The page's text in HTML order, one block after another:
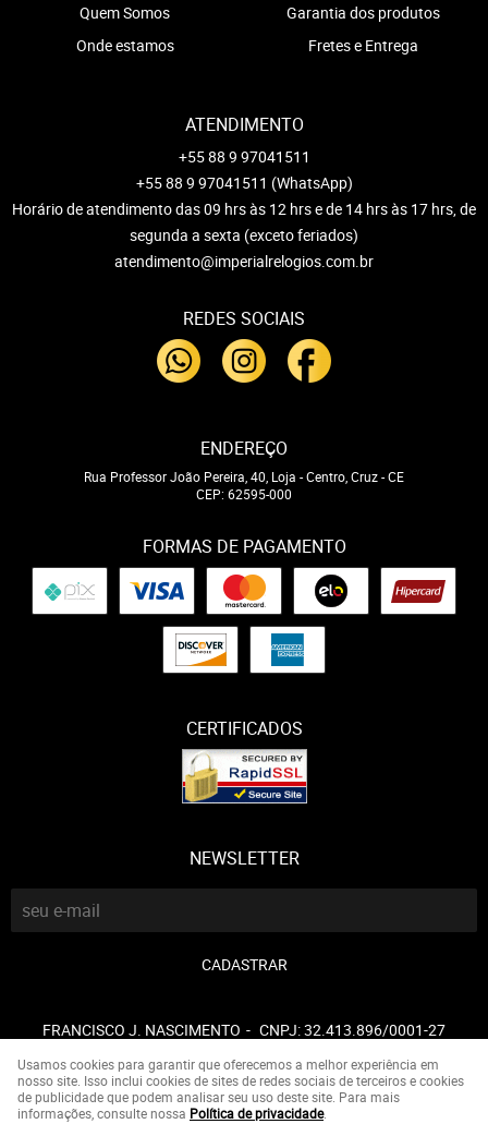
Quem Somos
Onde estamos
Garantia dos produtos
Fretes e Entrega
ATENDIMENTO
+55 88 9 97041511
+55 88 9 97041511 (WhatsApp)
Horário de atendimento das 09 hrs às 12 hrs e de 14 hrs às 17 hrs, de
segunda a sexta (exceto feriados)
atendimento@imperialrelogios.com.br
REDES SOCIAIS
ENDEREÇO
Rua Professor João Pereira, 40, Loja -Centro, Cruz-CE
CEP: 62595-000
FORMAS DE PAGAMENTO
CERTIFICADOS
NEWSLETTER
CADASTRAR
FRANCISCO J. NASCIMENTO CNPJ: 32.413.896/0001-27
LOJA VIRTUAL CRIADA POR
Usamos cookies para garantir que oferecemos a melhor experiência em
nosso site. Isso inclui cookies de sites de redes sociais de terceiros e cookies
de publicidade que podem analisar seu uso deste site. Para mais
informações, consulte nossa Política de privacidade.